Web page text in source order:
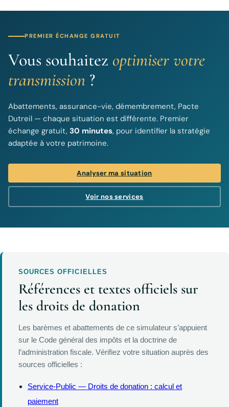
PREMIER ÉCHANGE GRATUIT
Vous souhaitez optimiser votre
transmission ?
Abattements, assurance-vie, démembrement, Pacte
Dutreil — chaque situation est différente. Premier
échange gratuit, 30 minutes, pour identifier la stratégie
adaptée à votre patrimoine.
Analyser ma situation
Voir nos services
SOURCES OFFICIELLES
Références et textes officiels sur
les droits de donation
Les barèmes et abattements de ce simulateur s’appuient
sur le Code général des impôts et la doctrine de
l’administration fiscale. Vérifiez votre situation auprès des
sources officielles :
Service-Public — Droits de donation : calcul et
paiement